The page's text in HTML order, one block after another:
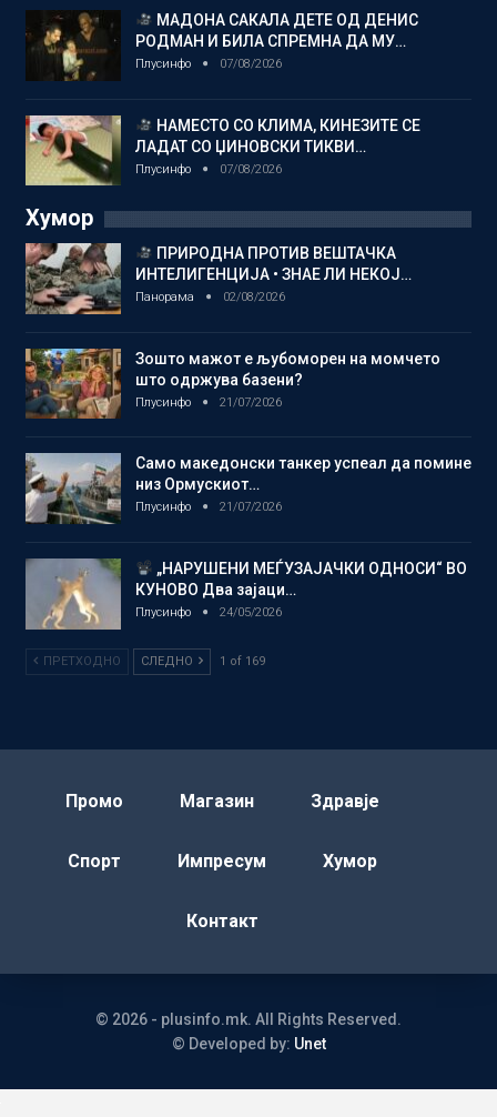
МАДОНА САКАЛА ДЕТЕ ОД ДЕНИС
РОДМАН И БИЛА СПРЕМНА ДА МУ…
Плусинфо 07/08/2026
НАМЕСТО СО КЛИМА, КИНЕЗИТЕ СЕ
ЛАДАТ СО ЏИНОВСКИ ТИКВИ…
Плусинфо 07/08/2026
Хумор
ПРИРОДНА ПРОТИВ ВЕШТАЧКА
ИНТЕЛИГЕНЦИЈА • ЗНАЕ ЛИ НЕКОЈ…
Панорама 02/08/2026
Зошто мажот е љубоморен на момчето
што одржува базени?
Плусинфо 21/07/2026
Само македонски танкер успеал да помине
низ Ормускиот…
Плусинфо 21/07/2026
„НАРУШЕНИ МЕЃУЗАЈАЧКИ ОДНОСИ“ ВО
КУНОВО Два зајаци…
Плусинфо 24/05/2026
ПРЕТХОДНО СЛЕДНО 1 of 169
Промо Магазин Здравје
Спорт Импресум Хумор
Контакт
© 2026 - plusinfo.mk. All Rights Reserved.
© Developed by: Unet